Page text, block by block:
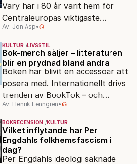
Vary har i 80 år varit hem för
Centraleuropas viktigaste
filmfestival – en plats där
Hollywoodglans möter
egensinnighet.
Av: Jon Asp•
KULTUR LIVSSTIL
Bok-merch säljer – litteraturen
blir en prydnad bland andra
Boken har blivit en accessoar att
posera med. Internationellt drivs
trenden av BookTok – och
förlagen följer efter.
Av: Henrik Lenngren•
BOKRECENSION KULTUR
Vilket inflytande har Per
Engdahls folkhemsfascism i
dag?
Per Engdahls ideologi saknade